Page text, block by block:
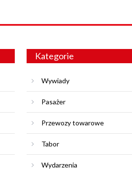
Kategorie
Wywiady
Pasażer
Przewozy towarowe
Tabor
Wydarzenia